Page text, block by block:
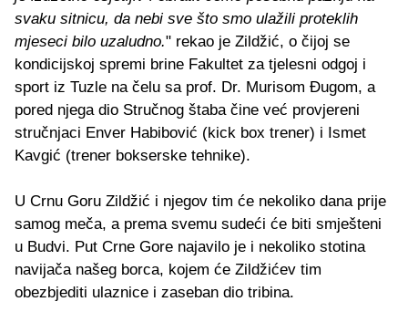
svaku sitnicu, da nebi sve što smo ulažili proteklih
mjeseci bilo uzaludno." rekao je Zildžić, o čijoj se
kondicijskoj spremi brine Fakultet za tjelesni odgoj i
sport iz Tuzle na čelu sa prof. Dr. Murisom Đugom, a
pored njega dio Stručnog štaba čine već provjereni
stručnjaci Enver Habibović (kick box trener) i Ismet
Kavgić (trener bokserske tehnike).
U Crnu Goru Zildžić i njegov tim će nekoliko dana prije
samog meča, a prema svemu sudeći će biti smješteni
u Budvi. Put Crne Gore najavilo je i nekoliko stotina
navijača našeg borca, kojem će Zildžićev tim
obezbjediti ulaznice i zaseban dio tribina.